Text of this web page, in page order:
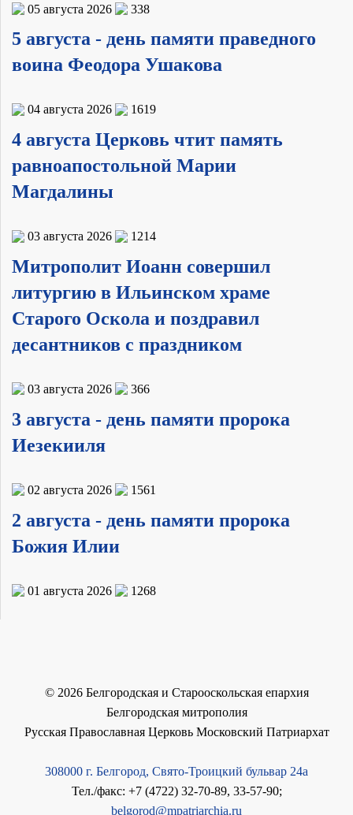
05 августа 2026 338
5 августа - день памяти праведного
воина Феодора Ушакова
04 августа 2026 1619
4 августа Церковь чтит память
равноапостольной Марии
Магдалины
03 августа 2026 1214
Митрополит Иоанн совершил
литургию в Ильинском храме
Старого Оскола и поздравил
десантников с праздником
03 августа 2026 366
3 августа - день памяти пророка
Иезекииля
02 августа 2026 1561
2 августа - день памяти пророка
Божия Илии
01 августа 2026 1268
© 2026Белгородская и Старооскольская епархия
Белгородская митрополия
Русская Православная Церковь Московский Патриархат
308000 г. Белгород, Свято-Троицкий бульвар 24а
Тел./факс: +7 (4722) 32-70-89, 33-57-90;
belgorod@mpatriarchia.ru